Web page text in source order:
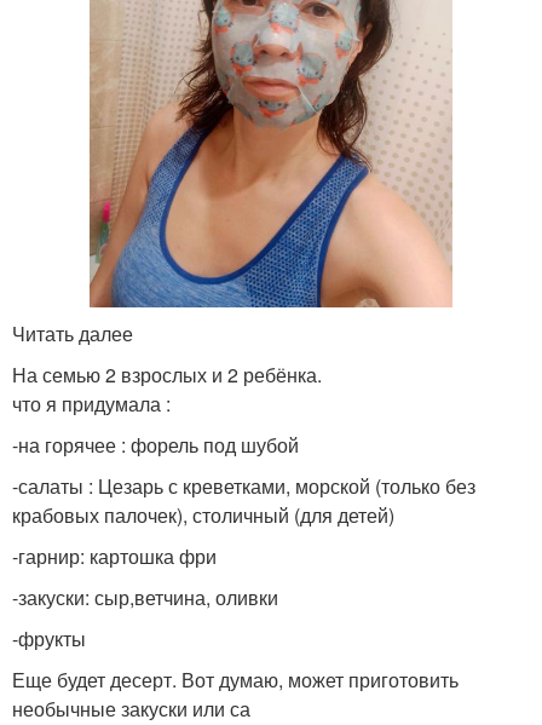
Читать далее
На семью 2 взрослых и 2 ребёнка.
что я придумала :
-на горячее : форель под шубой
-салаты : Цезарь с креветками, морской (только без
крабовых палочек), столичный (для детей)
-гарнир: картошка фри
-закуски: сыр,ветчина, оливки
-фрукты
Еще будет десерт. Вот думаю, может приготовить
необычные закуски или са